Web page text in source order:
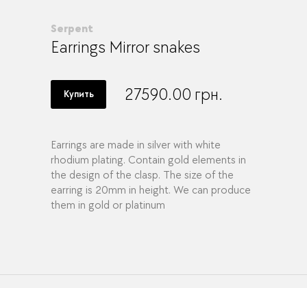
Serpent
Earrings Mirror snakes
Купить 27590.00 грн.
Earrings are made in silver with white
rhodium plating. Contain gold elements in
the design of the clasp. The size of the
earring is 20mm in height. We can produce
them in gold or platinum